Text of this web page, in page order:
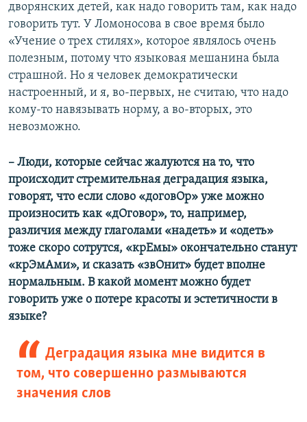
дворянских детей, как надо говорить там, как надо
говорить тут. У Ломоносова в свое время было
«Учение о трех стилях», которое являлось очень
полезным, потому что языковая мешанина была
страшной. Но я человек демократически
настроенный, и я, во-первых, не считаю, что надо
кому-то навязывать норму, а во-вторых, это
невозможно.
– Люди, которые сейчас жалуются на то, что
происходит стремительная деградация языка,
говорят, что если слово «договОр» уже можно
произносить как «дОговор», то, например,
различия между глаголами «надеть» и «одеть»
тоже скоро сотрутся, «крЕмы» окончательно станут
«крЭмАми», и сказать «звОнит» будет вполне
нормальным. В какой момент можно будет
говорить уже о потере красоты и эстетичности в
языке?
Деградация языка мне видится в
том, что совершенно размываются
значения слов​